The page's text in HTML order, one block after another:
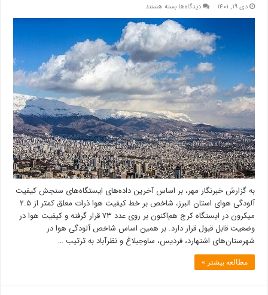
دی ۱۹, ۱۴۰۱ دیدگاه‌هابرای
هوای
شهرهای
البرز
در
وضعیت
قابل
قبول
است
بسته هستند
به گزارش خبرنگار مهر، بر اساس آخرین داده‌های ایستگاه‌های سنجش کیفیت
آلودگی هوای استان البرز، شاخص بر خط کیفیت هوا ذرات معلق کمتر از ۲.۵
میکرون در ایستگاه کرج هم‌اکنون بر روی عدد ۷۳ قرار گرفته و کیفیت هوا در
وضعیت قابل قبول قرار دارد. بر همین اساس شاخص آلودگی هوا در
شهرستان‌های اشتهارد، فردیس، ساوجبلاغ و نظرآباد به ترتیب …
مطالعه بیشتر »